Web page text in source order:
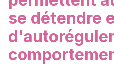
se détendre